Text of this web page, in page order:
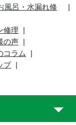
風呂・水漏れ修
修理
の声
コラム
プ